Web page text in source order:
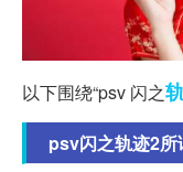
以下围绕“psv 闪之
psv闪之轨迹2